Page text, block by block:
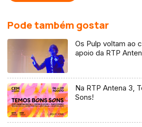
Pode também gostar
Os Pulp voltam ao
apoio da RTP
Na RTP Antena 3,
Sons!